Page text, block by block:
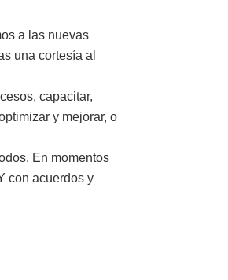
a las nuevas
una cortesía al
capacitar,
y mejorar, o
En momentos
con acuerdos y